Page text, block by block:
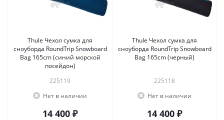
Thule Чехол сумка для
сноуборда RoundTrip Snowboard
Bag 165cm (синий морской
посейдон)
225119
Нет в наличии
14 400 ₽
Thule Чехол сумка для
сноуборда RoundTrip Snowboard
Bag 165cm (черный)
225118
Нет в наличии
14 400 ₽